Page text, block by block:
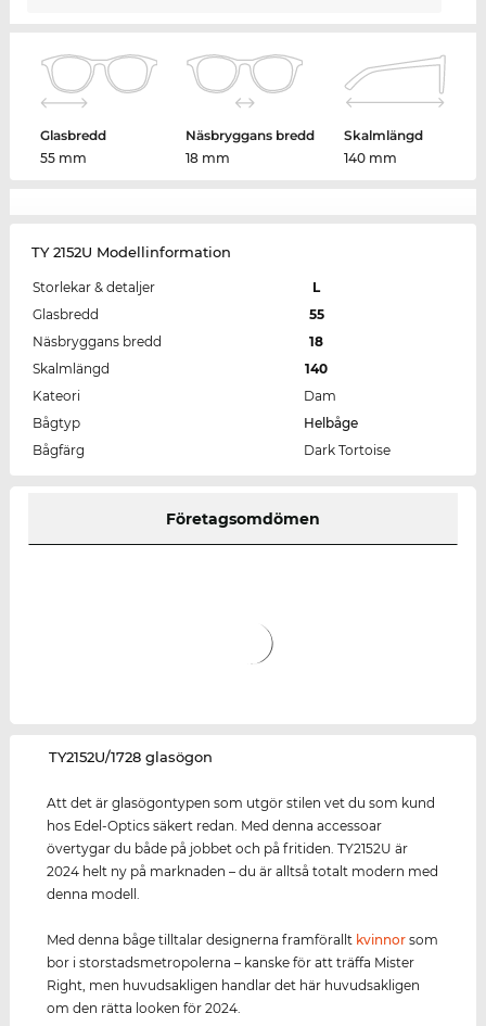
Glasbredd
55 mm
Näsbryggans bredd
18 mm
Skalmlängd
140 mm
TY 2152U Modellinformation
Storlekar & detaljer
L
Glasbredd
55
Näsbryggans bredd
18
Skalmlängd
140
Kateori
Dam
Bågtyp
Helbåge
Bågfärg
Dark Tortoise
Företagsomdömen
‌TY2152U/1728 glasögon
Att det är glasögontypen som utgör stilen vet du som kund
hos Edel-Optics säkert redan. Med denna accessoar
övertygar du både på jobbet och på fritiden. TY2152U är
2024 helt ny på marknaden – du är alltså totalt modern med
denna modell.
Med denna båge tilltalar designerna framförallt kvinnor som
bor i storstadsmetropolerna – kanske för att träffa Mister
Right, men huvudsakligen handlar det här huvudsakligen
om den rätta looken för 2024.